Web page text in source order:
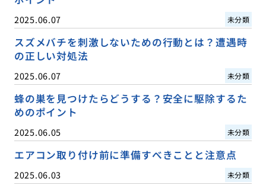
2025.06.07 未分類
スズメバチを刺激しないための行動とは？遭遇時
の正しい対処法
2025.06.07 未分類
蜂の巣を見つけたらどうする？安全に駆除するた
めのポイント
2025.06.05 未分類
エアコン取り付け前に準備すべきことと注意点
2025.06.03 未分類